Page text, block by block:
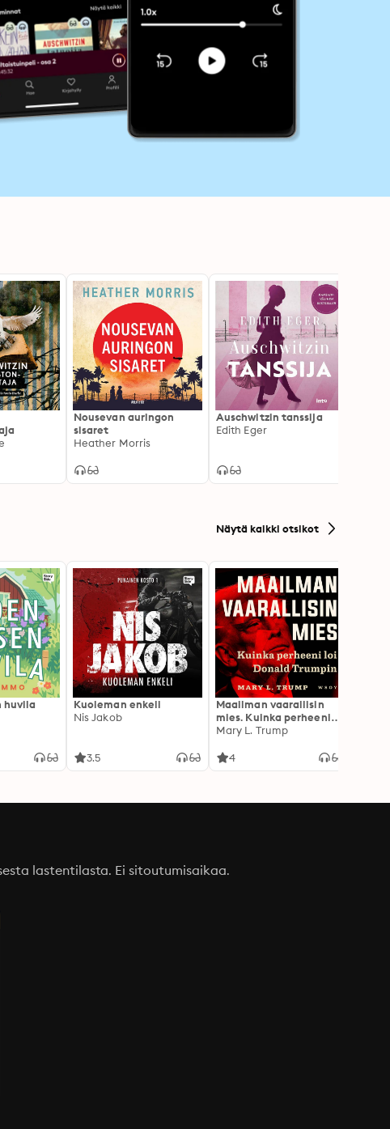
Nousevan auringon
sisaret
Heather Morris
Auschwitzin tanssija
Edith Eger
Näytä kaikki otsikot
huvila
Kuoleman enkeli
Nis Jakob
3.5
Maailman vaarallisin
mies. Kuinka perheeni
loi Donald Trumpin
Mary L. Trump
4
lastentilasta. Ei sitoutumisaikaa.